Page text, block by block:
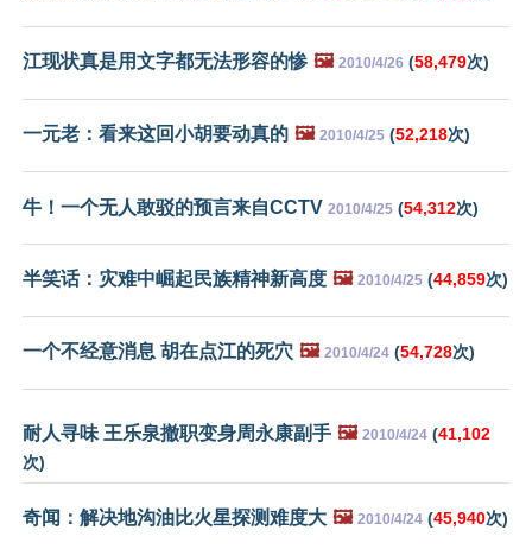
江现状真是用文字都无法形容的惨 🖼️ 2010/4/26 (58,479次)
一元老：看来这回小胡要动真的 🖼️ 2010/4/25 (52,218次)
牛！一个无人敢驳的预言来自CCTV 2010/4/25 (54,312次)
半笑话：灾难中崛起民族精神新高度 🖼️ 2010/4/25 (44,859次)
一个不经意消息 胡在点江的死穴 🖼️ 2010/4/24 (54,728次)
耐人寻味 王乐泉撤职变身周永康副手 🖼️ 2010/4/24 (41,102
次)
奇闻：解决地沟油比火星探测难度大 🖼️ 2010/4/24 (45,940次)